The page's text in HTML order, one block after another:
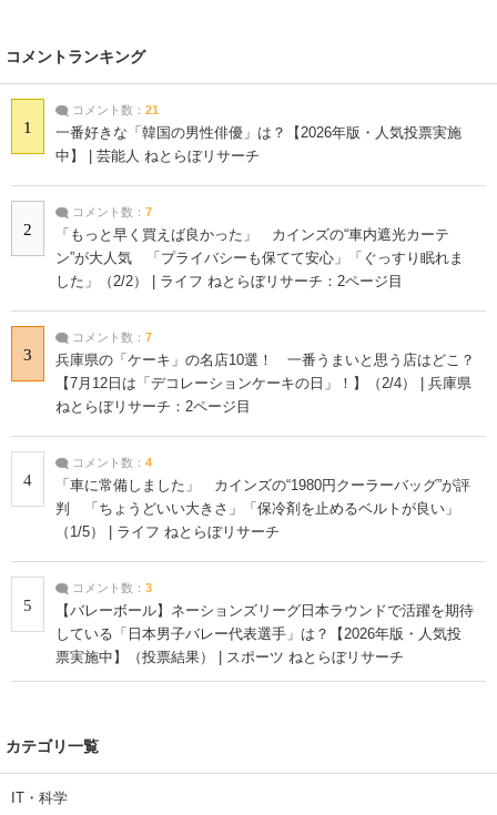
コメントランキング
1
コメント数： 21
一番好きな「韓国の男性俳優」は？【2026年版・人気投票実施
中】 | 芸能人 ねとらぼリサーチ
2
コメント数： 7
「もっと早く買えば良かった」 カインズの“車内遮光カーテ
ン”が大人気 「プライバシーも保てて安心」「ぐっすり眠れま
した」（2/2） | ライフ ねとらぼリサーチ：2ページ目
3
コメント数： 7
兵庫県の「ケーキ」の名店10選！ 一番うまいと思う店はどこ？
【7月12日は「デコレーションケーキの日」！】（2/4） | 兵庫県
ねとらぼリサーチ：2ページ目
4
コメント数： 4
「車に常備しました」 カインズの“1980円クーラーバッグ”が評
判 「ちょうどいい大きさ」「保冷剤を止めるベルトが良い」
（1/5） | ライフ ねとらぼリサーチ
5
コメント数： 3
【バレーボール】ネーションズリーグ日本ラウンドで活躍を期待
している「日本男子バレー代表選手」は？【2026年版・人気投
票実施中】（投票結果） | スポーツ ねとらぼリサーチ
カテゴリ一覧
IT・科学